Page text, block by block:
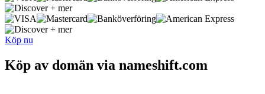
+ mer
+ mer
Köp nu
Köp av domän via nameshift.com